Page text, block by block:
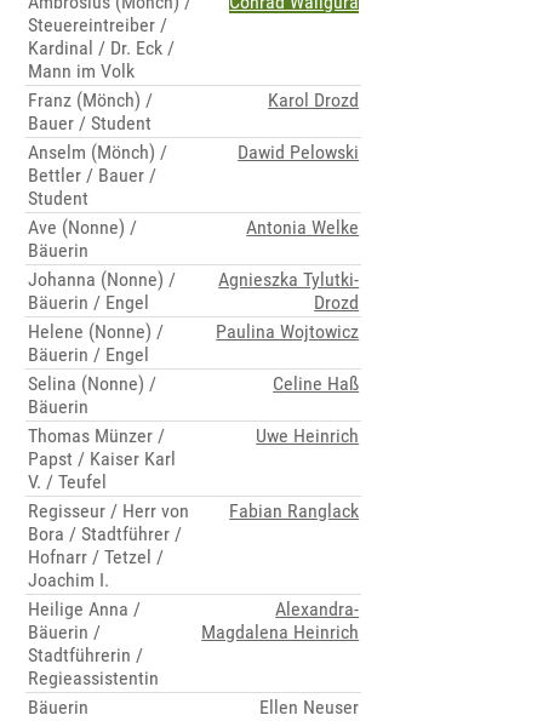
Steuereintreiber /
Kardinal / Dr. Eck /
Mann im Volk
Franz (Mönch) /
Bauer / Student
Karol Drozd
Anselm (Mönch) /
Bettler / Bauer /
Student
Dawid Pelowski
Ave (Nonne) /
Bäuerin
Antonia Welke
Johanna (Nonne) /
Bäuerin / Engel
Agnieszka Tylutki-
Drozd
Helene (Nonne) /
Bäuerin / Engel
Paulina Wojtowicz
Selina (Nonne) /
Bäuerin
Celine Haß
Thomas Münzer /
Papst / Kaiser Karl
V. / Teufel
Uwe Heinrich
Regisseur / Herr von
Bora / Stadtführer /
Hofnarr / Tetzel /
Joachim I.
Fabian Ranglack
Heilige Anna /
Bäuerin /
Stadtführerin /
Regieassistentin
Alexandra-
Magdalena Heinrich
Bäuerin Ellen Neuser